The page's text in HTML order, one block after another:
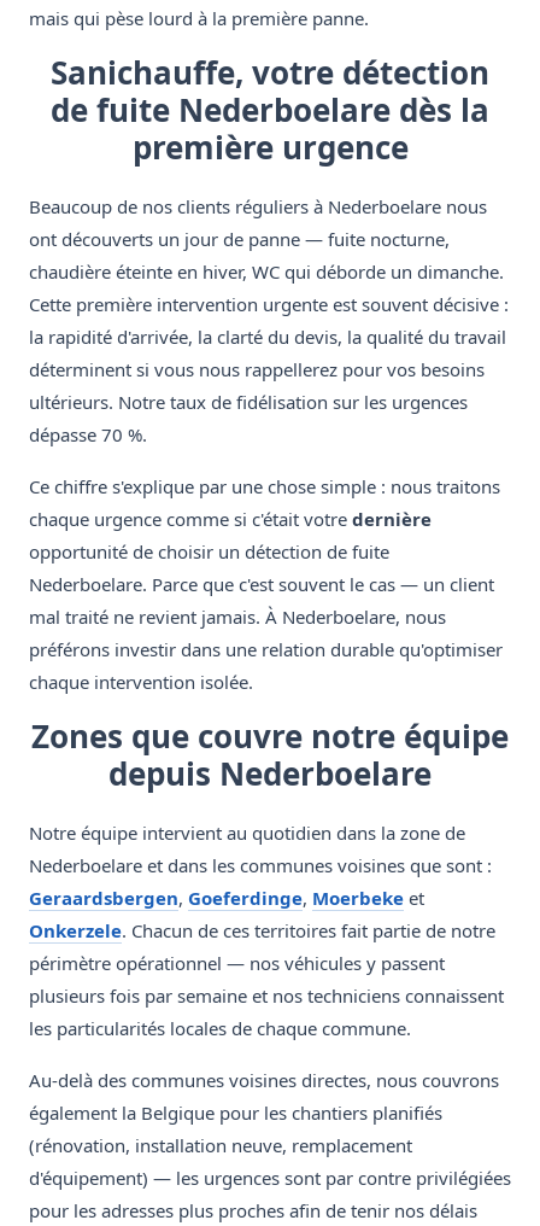
mais qui pèse lourd à la première panne.
Sanichauffe, votre détection
de fuite Nederboelare dès la
première urgence
Beaucoup de nos clients réguliers à Nederboelare nous
ont découverts un jour de panne — fuite nocturne,
chaudière éteinte en hiver, WC qui déborde un dimanche.
Cette première intervention urgente est souvent décisive :
la rapidité d'arrivée, la clarté du devis, la qualité du travail
déterminent si vous nous rappellerez pour vos besoins
ultérieurs. Notre taux de fidélisation sur les urgences
dépasse 70 %.
Ce chiffre s'explique par une chose simple : nous traitons
chaque urgence comme si c'était votre dernière
opportunité de choisir un détection de fuite
Nederboelare. Parce que c'est souvent le cas — un client
mal traité ne revient jamais. À Nederboelare, nous
préférons investir dans une relation durable qu'optimiser
chaque intervention isolée.
Zones que couvre notre équipe
depuis Nederboelare
Notre équipe intervient au quotidien dans la zone de
Nederboelare et dans les communes voisines que sont :
Geraardsbergen, Goeferdinge, Moerbeke et
Onkerzele. Chacun de ces territoires fait partie de notre
périmètre opérationnel — nos véhicules y passent
plusieurs fois par semaine et nos techniciens connaissent
les particularités locales de chaque commune.
Au-delà des communes voisines directes, nous couvrons
également la Belgique pour les chantiers planifiés
(rénovation, installation neuve, remplacement
d'équipement) — les urgences sont par contre privilégiées
pour les adresses plus proches afin de tenir nos délais